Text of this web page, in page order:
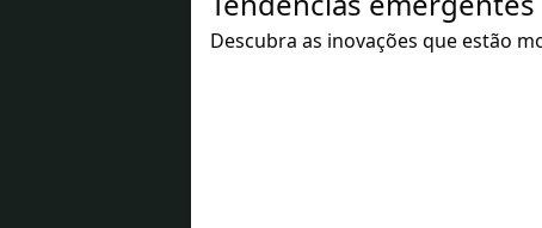
Descubra as inovações que estão